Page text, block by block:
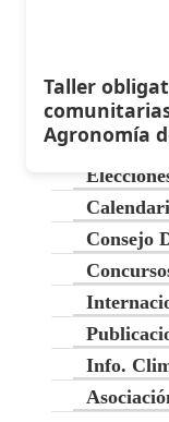
Taller
Agronomía
Consejo
Info.